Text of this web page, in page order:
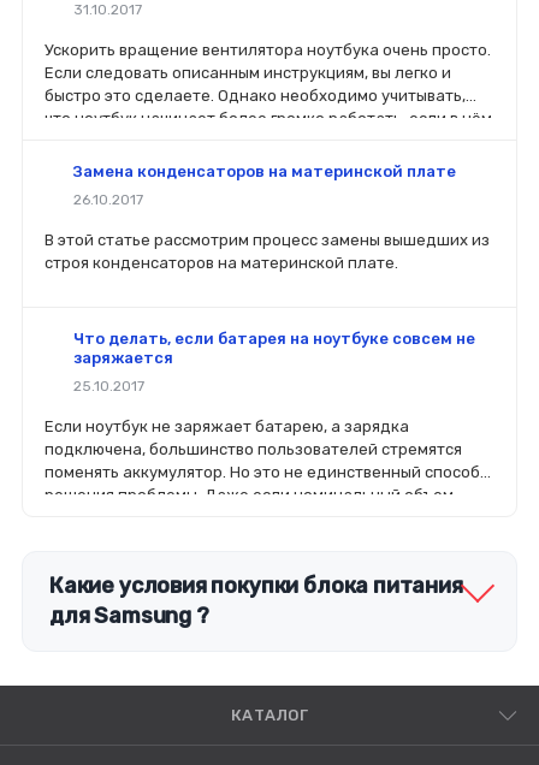
31.10.2017
Ускорить вращение вентилятора ноутбука очень просто.
Если следовать описанным инструкциям, вы легко и
быстро это сделаете. Однако необходимо учитывать,
что ноутбук начинает более громко работать, если в нём
Замена конденсаторов на материнской плате
26.10.2017
В этой статье рассмотрим процесс замены вышедших из
строя конденсаторов на материнской плате.
Что делать, если батарея на ноутбуке совсем не
заряжается
25.10.2017
Если ноутбук не заряжает батарею, а зарядка
подключена, большинство пользователей стремятся
поменять аккумулятор. Но это не единственный способ
решения проблемы. Даже если номинальный объем
Какие условия покупки блока питания
для Samsung ?
КАТАЛОГ